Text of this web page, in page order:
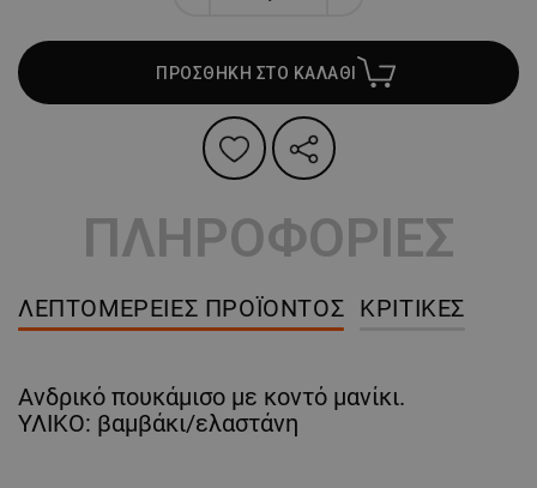
ΠΡΟΣΘΗΚΗ ΣΤΟ ΚΑΛΑΘΙ
ΠΛΗΡΟΦΟΡΙΕΣ
ΛΕΠΤΟΜΈΡΕΙΕΣ ΠΡΟΪΌΝΤΟΣ ΚΡΙΤΙΚΈΣ
Ανδρικό πουκάμισο με κοντό μανίκι.
ΥΛΙΚΟ: βαμβάκι/ελαστάνη